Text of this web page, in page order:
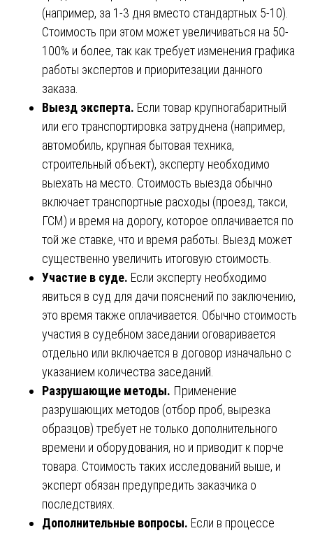
(например, за 1-3 дня вместо стандартных 5-10).
Стоимость при этом может увеличиваться на 50-
100% и более, так как требует изменения графика
работы экспертов и приоритезации данного
заказа.
Выезд эксперта. Если товар крупногабаритный
или его транспортировка затруднена (например,
автомобиль, крупная бытовая техника,
строительный объект), эксперту необходимо
выехать на место. Стоимость выезда обычно
включает транспортные расходы (проезд, такси,
ГСМ) и время на дорогу, которое оплачивается по
той же ставке, что и время работы. Выезд может
существенно увеличить итоговую стоимость.
Участие в суде. Если эксперту необходимо
явиться в суд для дачи пояснений по заключению,
это время также оплачивается. Обычно стоимость
участия в судебном заседании оговаривается
отдельно или включается в договор изначально с
указанием количества заседаний.
Разрушающие методы. Применение
разрушающих методов (отбор проб, вырезка
образцов) требует не только дополнительного
времени и оборудования, но и приводит к порче
товара. Стоимость таких исследований выше, и
эксперт обязан предупредить заказчика о
последствиях.
Дополнительные вопросы. Если в процессе